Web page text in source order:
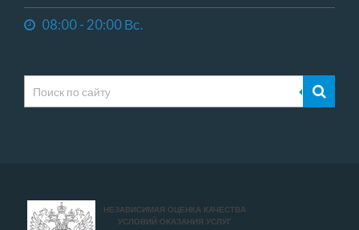
08:00 - 20:00 Вс.